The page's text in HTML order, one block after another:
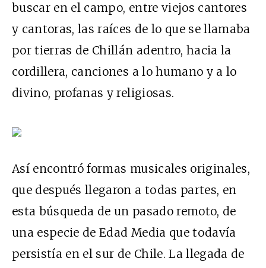
buscar en el campo, entre viejos cantores
y cantoras, las raíces de lo que se llamaba
por tierras de Chillán adentro, hacia la
cordillera, canciones a lo humano y a lo
divino, profanas y religiosas.
Así encontró formas musicales originales,
que después llegaron a todas partes, en
esta búsqueda de un pasado remoto, de
una especie de Edad Media que todavía
persistía en el sur de Chile. La llegada de